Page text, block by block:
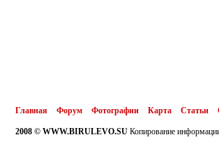
Главная Форум Фотографии Карта Статьи
2008 © WWW.BIRULEVO.SU Копирование